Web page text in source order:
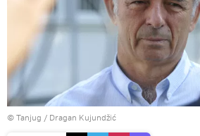
© Tanjug / Dragan Kujundžić